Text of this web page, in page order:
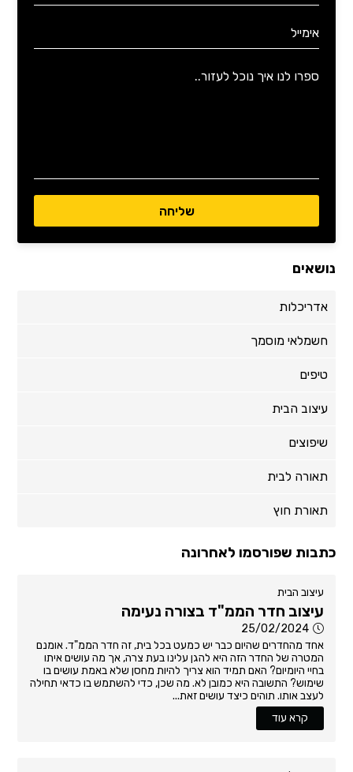
נושאים
אדריכלות
חשמלאי מוסמך
טיפים
עיצוב הבית
שיפוצים
תאורה לבית
תאורת חוץ
כתבות שפורסמו לאחרונה
עיצוב הבית
עיצוב חדר הממ"ד בצורה נעימה
25/02/2024
אחד מהחדרים שהיום כבר יש כמעט בכל בית, זה חדר הממ"ד. אומנם
המטרה של החדר הזה היא להגן עלינו בעת צרה, אך מה עושים איתו
בחיי היומיום? האם תמיד הוא צריך להיות מחסן שלא באמת עושים בו
שימוש? התשובה היא כמובן לא. מה שכן, כדי להשתמש בו כדאי תחילה
לעצב אותו. תוהים כיצד עושים זאת...
קרא עוד